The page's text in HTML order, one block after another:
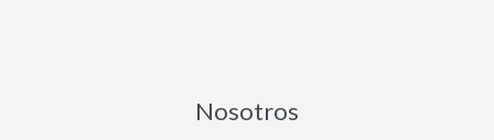
Nosotros